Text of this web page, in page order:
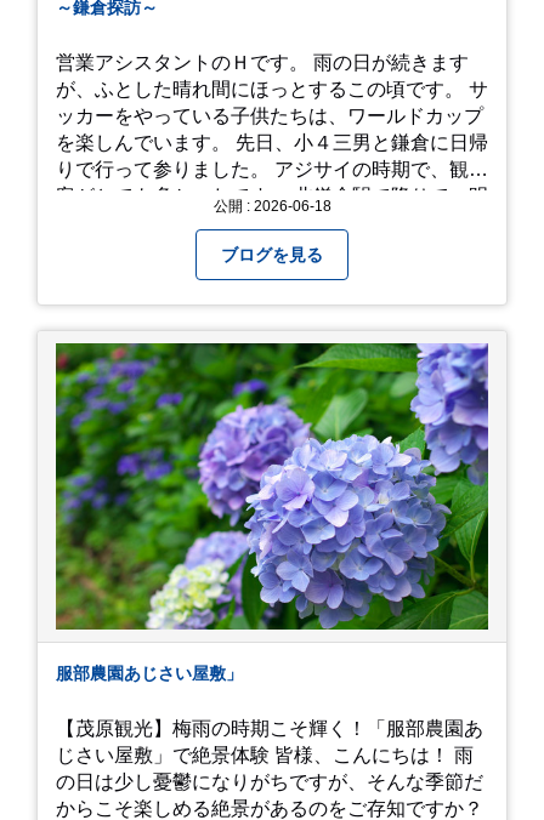
～鎌倉探訪～
営業アシスタントのＨです。 雨の日が続きます
が、ふとした晴れ間にほっとするこの頃です。 サ
ッカーをやっている子供たちは、ワールドカップ
を楽しんでいます。 先日、小４三男と鎌倉に日帰
りで行って参りました。 アジサイの時期で、観光
客がとても多かったです。 北鎌倉駅で降りて、明
器を購入⇒お昼ご飯⇒鶴岡八幡宮⇒江ノ電で大仏
へ。 江ノ島は時間切れで断念！ 明月院のアジサ
イは白にフチが紫のが特に素敵だと思いました。
中１次男が小学校の修学旅行で鎌倉に行った時に
お昼を食べてお勧めという「玉子焼おざわ」のだ
し巻き卵はとてもおいしかったです。 鶴岡八幡宮
のハスは時期が早かったですが、来月は見事だろ
うなぁ。 それでは、皆さん、梅雨冷えの日もござ
いますが、お元気でお過ごし下さい。
公開 : 2026-06-18
ブログを見る
服部農園あじさい屋敷」
【茂原観光】梅雨の時期こそ輝く！「服部農園あ
じさい屋敷」で絶景体験 皆様、こんにちは！ 雨
の日は少し憂鬱になりがちですが、そんな季節だ
からこそ楽しめる絶景があるのをご存知ですか？